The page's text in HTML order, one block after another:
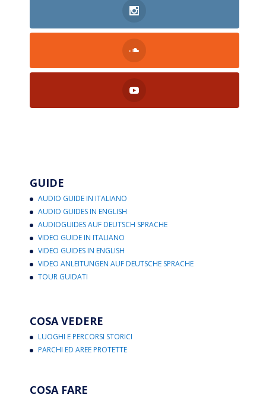
GUIDE
AUDIO GUIDE IN ITALIANO
AUDIO GUIDES IN ENGLISH
AUDIOGUIDES AUF DEUTSCH SPRACHE
VIDEO GUIDE IN ITALIANO
VIDEO GUIDES IN ENGLISH
VIDEO ANLEITUNGEN AUF DEUTSCHE SPRACHE
TOUR GUIDATI
COSA VEDERE
LUOGHI E PERCORSI STORICI
PARCHI ED AREE PROTETTE
COSA FARE